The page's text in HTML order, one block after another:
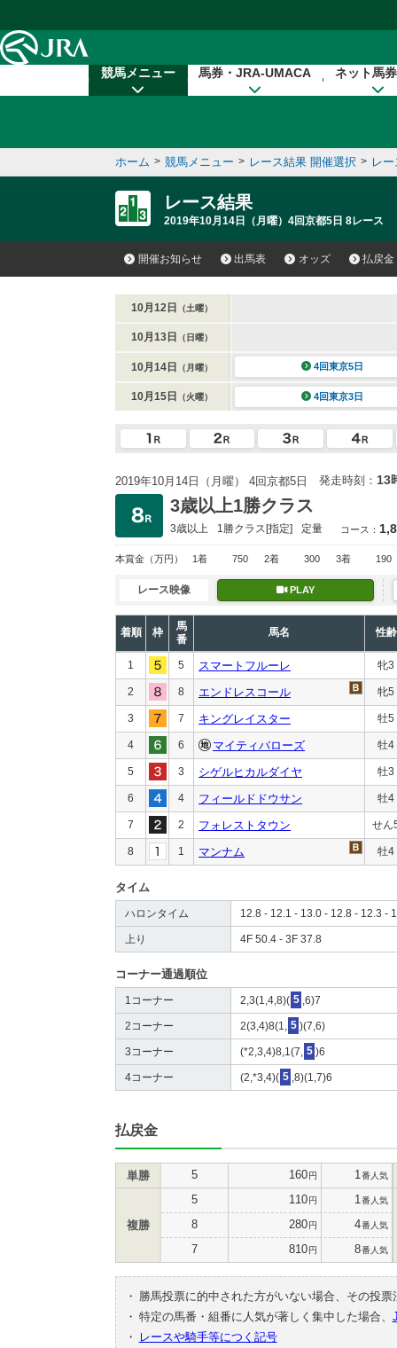
競馬メニュー 馬券・JRA-UMACA ネット馬
ホーム > 競馬メニュー > レース結果 開催選択 > レ
レース結果
2019年10月14日（月曜）4回京都5日 8レース
開催お知らせ 出馬表 オッズ 払戻金
10月12日 （土曜）
10月13日 （日曜）
10月14日 （月曜） 4回東京5日
10月15日 （火曜） 4回東京3日
2019年10月14日（月曜） 4回京都5日 発走時刻： 13
3歳以上1勝クラス
3歳以上 1勝クラス[指定] 定量 コース：
本賞金 （万円） 1着 750 2着 300 3着 190
レース映像 PLAY
着順 枠
馬
番
馬名 性齢
1 5 スマートフルーレ 牝3
2 8 エンドレスコール 牝5
3 7 キングレイスター 牡5
4 6 マイティバローズ 牡4
5 3 シゲルヒカルダイヤ 牡3
6 4 フィールドドウサン 牡4
7 2 フォレストタウン せん
8 1 マンナム 牡4
タイム
ハロンタイム 12.8 - 12.1 - 13.0 - 12.8 - 12.3 -
上り 4F 50.4 - 3F 37.8
コーナー通過順位
1コーナー 2,3(1,4,8)( 5 ,6)7
2コーナー 2(3,4)8(1, 5 )(7,6)
3コーナー (*2,3,4)8,1(7, 5 )6
4コーナー (2,*3,4)( 5 ,8)(1,7)6
払戻金
単勝 5 160円 1 番人気
複勝
5 110円 1 番人気
8 280円 4番人気
7 810円 8番人気
・
勝馬投票に的中された方がいない場合、その投
・ 特定の馬番・組番に人気が著しく集中した場合、
・
レースや騎手等につく記号